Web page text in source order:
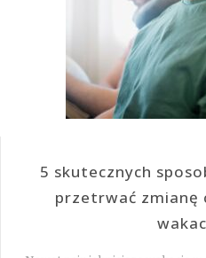
5 skutecznych
przetrwać zmianę